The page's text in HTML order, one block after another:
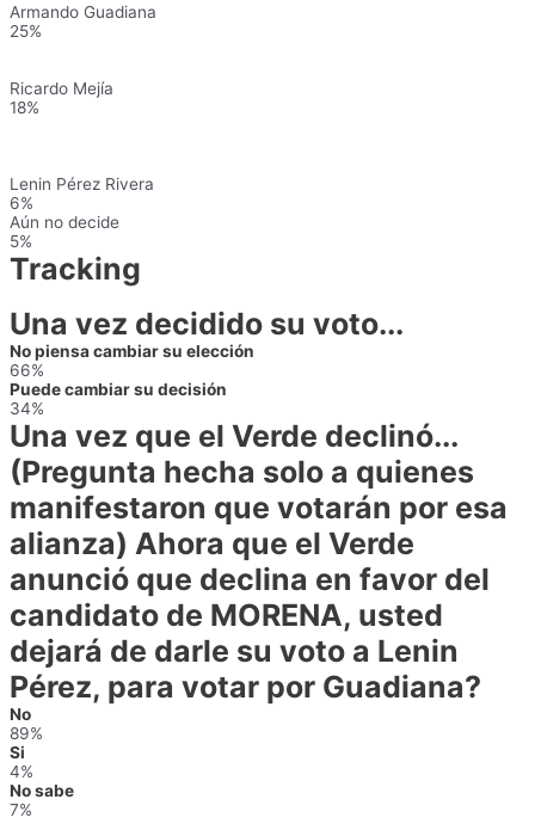
Armando Guadiana
25%
Ricardo Mejía
18%
Lenin Pérez Rivera
6%
Aún no decide
5%
Tracking
Una vez decidido su voto...
No piensa cambiar su elección
66%
Puede cambiar su decisión
34%
Una vez que el Verde declinó...
(Pregunta hecha solo a quienes
manifestaron que votarán por esa
alianza) Ahora que el Verde
anunció que declina en favor del
candidato de MORENA, usted
dejará de darle su voto a Lenin
Pérez, para votar por Guadiana?
No
89%
Si
4%
No sabe
7%